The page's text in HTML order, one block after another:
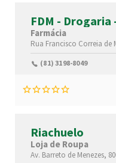
FDM - Drogaria
Farmácia
Rua Francisco Correia de
(81) 3198-8049
Riachuelo
Loja de Roupa
Av. Barreto de Menezes,